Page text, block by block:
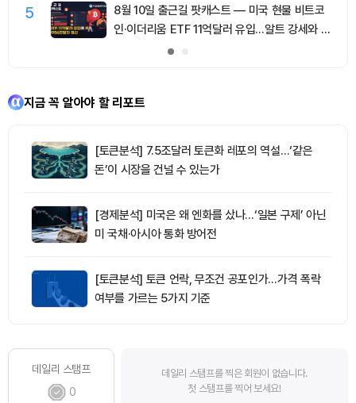
5
8월 10일 출근길 팟캐스트 — 미국 현물 비트코
인·이더리움 ETF 11억달러 유입…알트 강세와 숏
지금 꼭 알아야 할 리포트
[토큰분석] 7.5조달러 토큰화 레포의 역설…‘같은
돈’이 시장을 건널 수 있는가
[경제분석] 미국은 왜 엔화를 샀나…‘일본 구제’ 아닌
미 국채·아시아 통화 방어전
[토큰분석] 토큰 언락, 무조건 공포인가…가격 폭락
여부를 가르는 5가지 기준
데일리 스탬프
0
데일리 스탬프를 찍은 회원이 없습니다.
첫 스탬프를 찍어 보세요!